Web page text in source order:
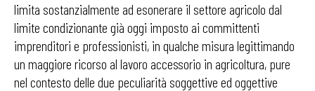
limita sostanzialmente ad esonerare il settore agricolo dal
limite condizionante già oggi imposto ai committenti
imprenditori e professionisti, in qualche misura legittimando
un maggiore ricorso al lavoro accessorio in agricoltura, pure
nel contesto delle due peculiarità soggettive ed oggettive